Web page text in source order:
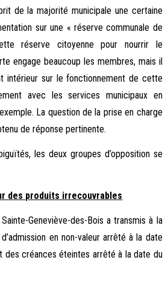
de la majorité municipale une certaine
sur une « réserve communale de
réserve citoyenne pour nourrir le
engage beaucoup les membres, mais il
intérieur sur le fonctionnement de cette
avec les services municipaux en
La question de la prise en charge
de réponse pertinente.
les deux groupes d’opposition se
des produits irrecouvrables
Geneviève-des-Bois a transmis à la
en non-valeur arrêté à la date
des créances éteintes arrêté à la date du